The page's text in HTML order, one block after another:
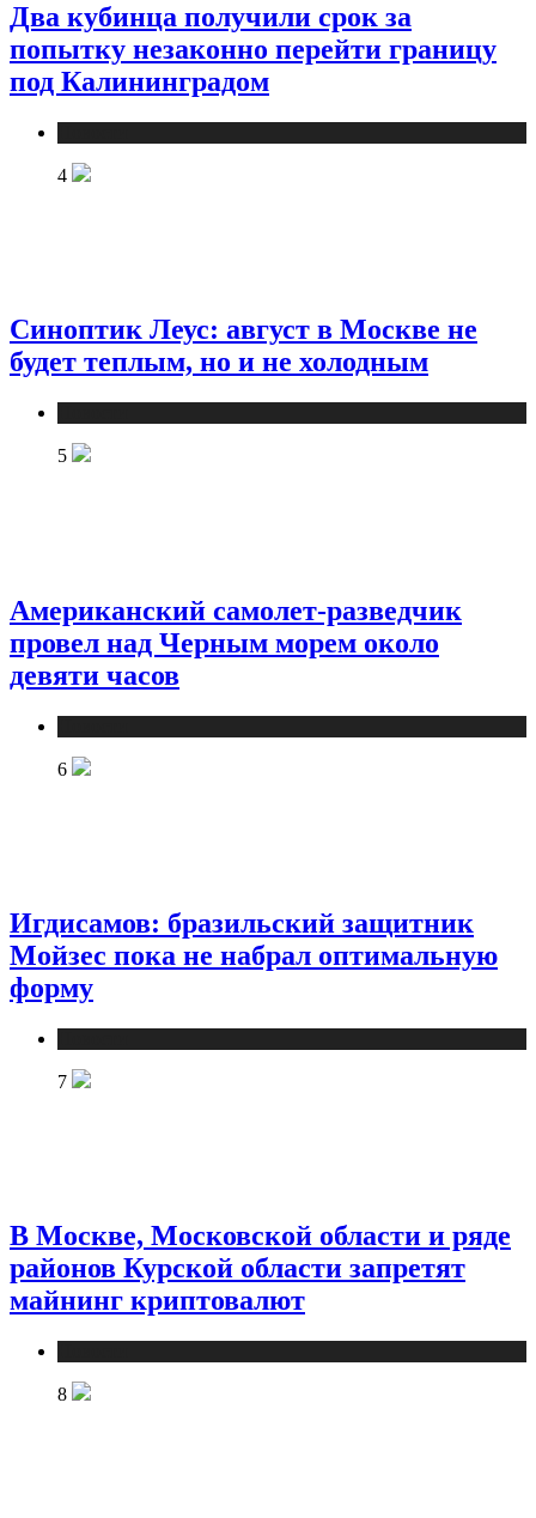
Два кубинца получили срок за
попытку незаконно перейти границу
под Калининградом
4
Синоптик Леус: август в Москве не
будет теплым, но и не холодным
5
Американский самолет-разведчик
провел над Черным морем около
девяти часов
6
Игдисамов: бразильский защитник
Мойзес пока не набрал оптимальную
форму
7
В Москве, Московской области и ряде
районов Курской области запретят
майнинг криптовалют
8